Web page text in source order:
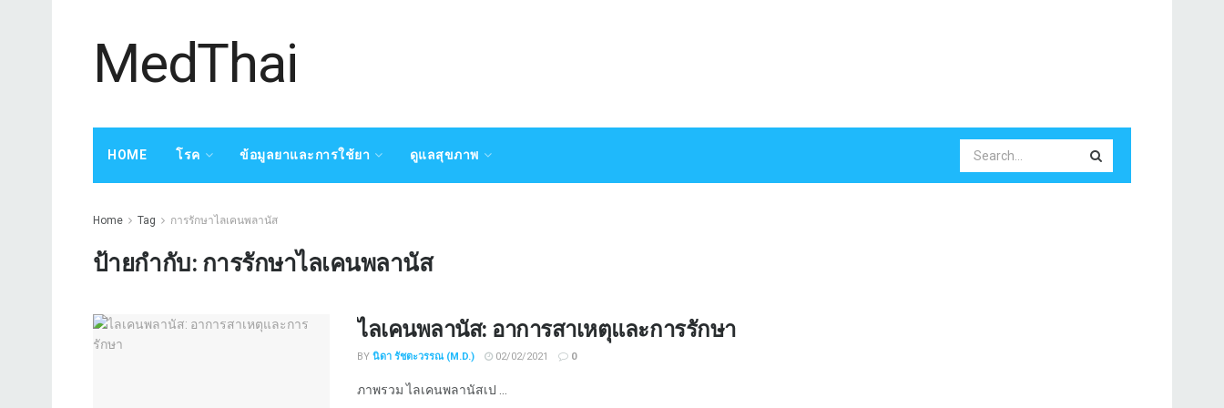
MedThai
HOME โรค ข้อมูลยาและการใช้ยา ดูแลสุขภาพ
Home Tag การรักษาไลเคนพลานัส
ป้ายกำกับ: การรักษาไลเคนพลานัส
ไลเคนพลานัส: อาการสาเหตุและการรักษา
BY นิดา รัชตะวรรณ (M.D.) 02/02/2021 0
ภาพรวม ไลเคนพลานัสเป ...